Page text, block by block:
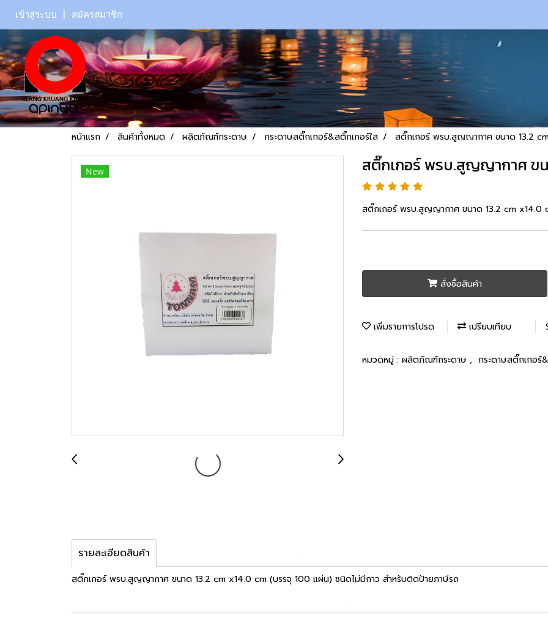
เข้าสู่ระบบ สมัครสมาชิก
หน้าแรก สินค้าทั้งหมด ผลิตภัณฑ์กระดาษ กระดาษสติ๊กเกอร์&สติ๊กเกอร์ใส สติ๊กเกอร์ พรบ.สูญญากาศ ขนาด 13.2
New สติ๊กเกอร์ พรบ.สูญญากาศ ขน
สติ๊กเกอร์ พรบ.สูญญากาศ ขนาด 13.2 cm x14.0
สั่งซื้อสินค้า
เพิ่มรายการโปรด เปรียบเทียบ
หมวดหมู่ : ผลิตภัณฑ์กระดาษ , กระดาษสติ๊กเกอร์
รายละเอียดสินค้า
สติ๊กเกอร์ พรบ.สูญญากาศ ขนาด 13.2 cm x14.0 cm (บรรจุ 100 แผ่น) ชนิดไม่มีกาว สำหรับติดป้ายภาษีรถ